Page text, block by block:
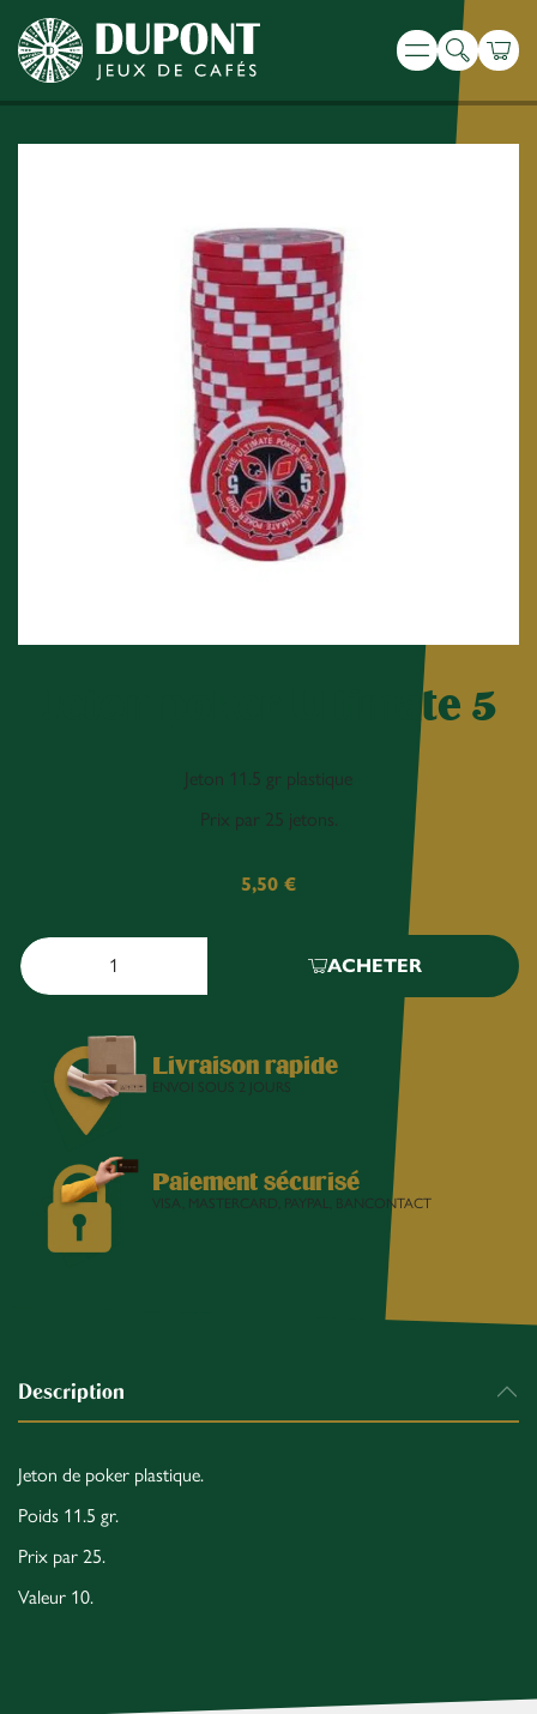
Menu
Recherche
Jeton poker Ultimate 5
Jeton 11.5 gr plastique
Prix par 25 jetons.
5,50 €
ACHETER
Livraison rapide
ENVOI SOUS 2 JOURS
Paiement sécurisé
VISA, MASTERCARD, PAYPAL, BANCONTACT
Description
Jeton de poker plastique.
Poids 11.5 gr.
Prix par 25.
Valeur 10.